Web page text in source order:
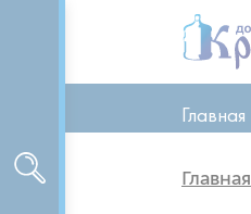
Главная
Главная